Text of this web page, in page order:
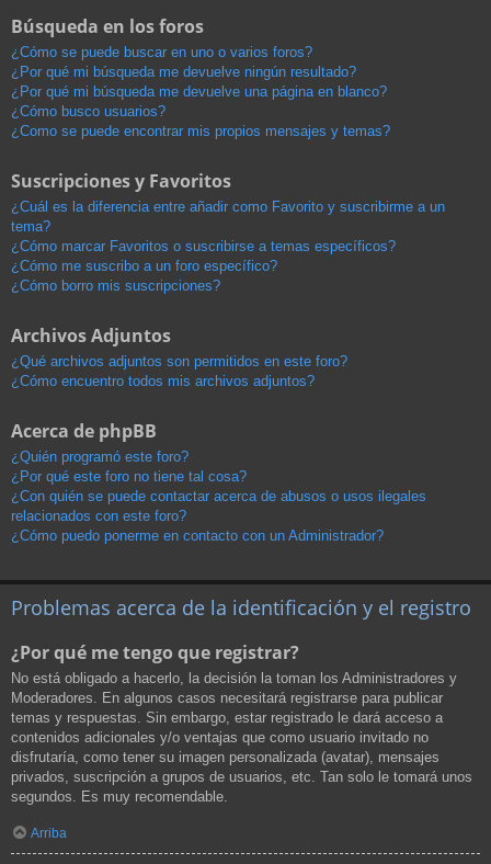
Búsqueda en los foros
¿Cómo se puede buscar en uno o varios foros?
¿Por qué mi búsqueda me devuelve ningún resultado?
¿Por qué mi búsqueda me devuelve una página en blanco?
¿Cómo busco usuarios?
¿Como se puede encontrar mis propios mensajes y temas?
Suscripciones y Favoritos
¿Cuál es la diferencia entre añadir como Favorito y suscribirme a un
tema?
¿Cómo marcar Favoritos o suscribirse a temas específicos?
¿Cómo me suscribo a un foro específico?
¿Cómo borro mis suscripciones?
Archivos Adjuntos
¿Qué archivos adjuntos son permitidos en este foro?
¿Cómo encuentro todos mis archivos adjuntos?
Acerca de phpBB
¿Quién programó este foro?
¿Por qué este foro no tiene tal cosa?
¿Con quién se puede contactar acerca de abusos o usos ilegales
relacionados con este foro?
¿Cómo puedo ponerme en contacto con un Administrador?
Problemas acerca de la identificación y el registro
¿Por qué me tengo que registrar?
No está obligado a hacerlo, la decisión la toman los Administradores y
Moderadores. En algunos casos necesitará registrarse para publicar
temas y respuestas. Sin embargo, estar registrado le dará acceso a
contenidos adicionales y/o ventajas que como usuario invitado no
disfrutaría, como tener su imagen personalizada (avatar), mensajes
privados, suscripción a grupos de usuarios, etc. Tan solo le tomará unos
segundos. Es muy recomendable.
Arriba